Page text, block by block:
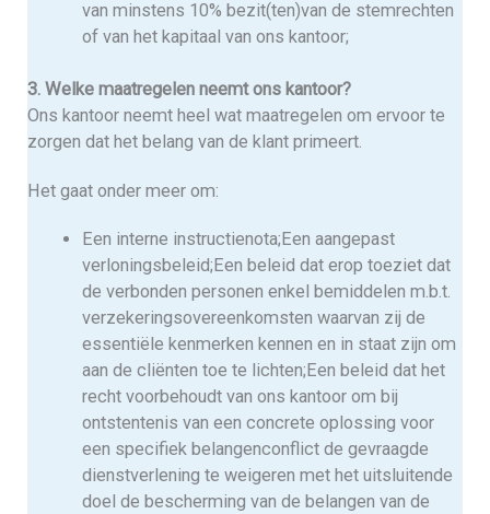
van minstens 10% bezit(ten)van de stemrechten
of van het kapitaal van ons kantoor;
3. Welke maatregelen neemt ons kantoor?
Ons kantoor neemt heel wat maatregelen om ervoor te
zorgen dat het belang van de klant primeert.
Het gaat onder meer om:
Een interne instructienota;Een aangepast
verloningsbeleid;Een beleid dat erop toeziet dat
de verbonden personen enkel bemiddelen m.b.t.
verzekeringsovereenkomsten waarvan zij de
essentiële kenmerken kennen en in staat zijn om
aan de cliënten toe te lichten;Een beleid dat het
recht voorbehoudt van ons kantoor om bij
ontstentenis van een concrete oplossing voor
een specifiek belangenconflict de gevraagde
dienstverlening te weigeren met het uitsluitende
doel de bescherming van de belangen van de